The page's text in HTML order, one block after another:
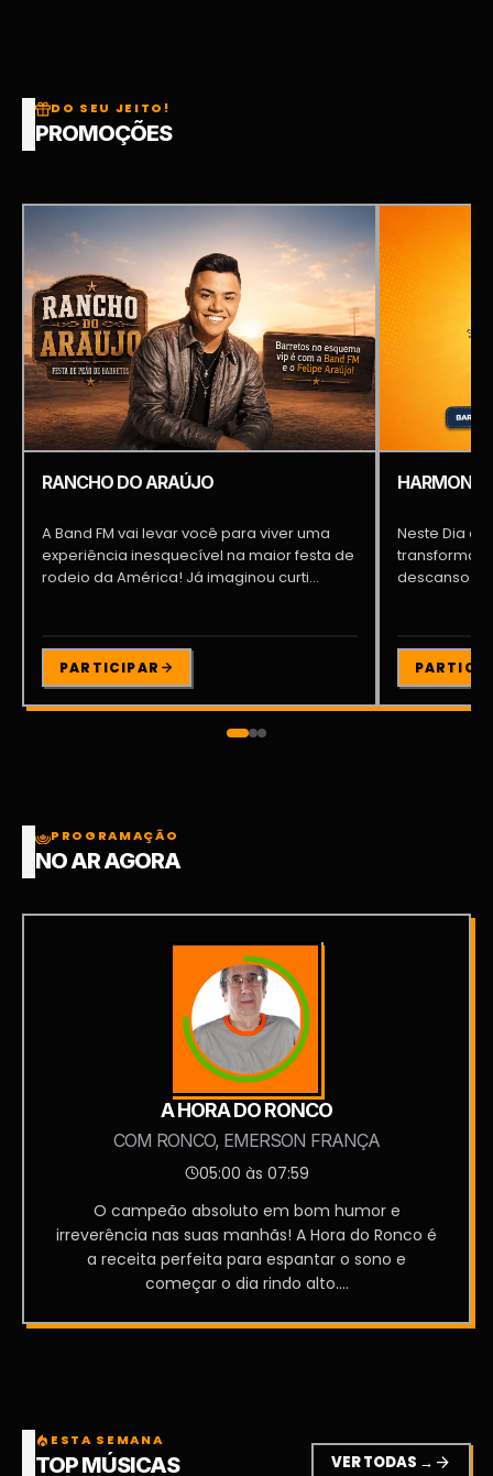
DO SEU JEITO!
PROMOÇÕES
RANCHO DO ARAÚJO
A Band FM vai levar você para viver uma
experiência inesquecível na maior festa de
rodeio da América! Já imaginou curti...
PARTICIPAR
Neste Dia
transformar
descanso
PROGRAMAÇÃO
NO AR AGORA
A HORA DO RONCO
COM RONCO, EMERSON FRANÇA
05:00 às 07:59
O campeão absoluto em bom humor e
irreverência nas suas manhãs! A Hora do Ronco é
a receita perfeita para espantar o sono e
começar o dia rindo alto....
local_fire_department ESTA SEMANA
TOP MÚSICAS VER TODAS → arrow_forward